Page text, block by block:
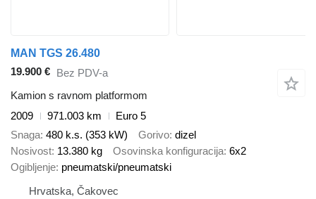
MAN TGS 26.480
19.900 € Bez PDV-a
Kamion s ravnom platformom
2009
971.003 km
Euro 5
Snaga 480 k.s. (353 kW) Gorivo dizel
Nosivost 13.380 kg Osovinska konfiguracija 6x2
Ogibljenje pneumatski/pneumatski
Hrvatska, Čakovec